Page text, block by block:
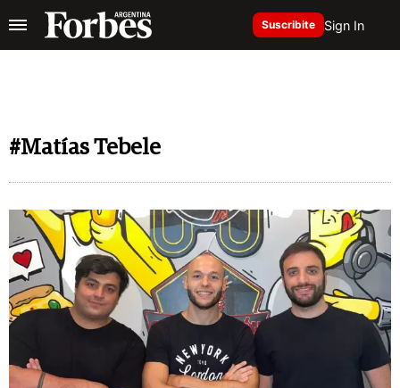
Suscribite Sign In
#Matías Tebele